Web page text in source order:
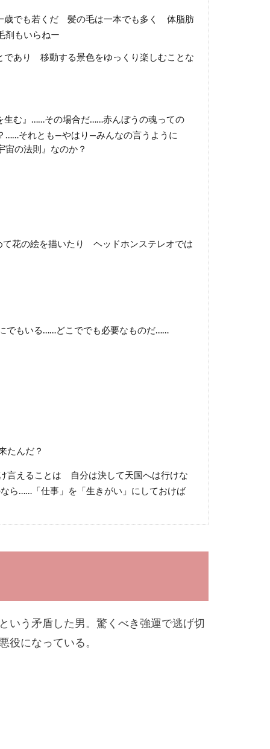
歳でも若くだ 髪の毛は一本でも多く 体脂肪
剤もいらねー
あり 移動する景色をゆっくり楽しむことな
む』……その場合だ……赤んぼうの魂っての
……それとも―やはり―みんなの言うように
の法則』なのか？
花の絵を描いたり ヘッドホンステレオでは
でもいる……どこででも必要なものだ……
たんだ？
えることは 自分は決して天国へは行けな
ら……「仕事」を「生きがい」にしておけば
いう矛盾した男。驚くべき強運で逃げ切
役になっている。